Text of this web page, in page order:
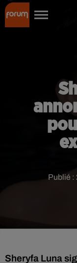
Publié :
Sheryfa Luna